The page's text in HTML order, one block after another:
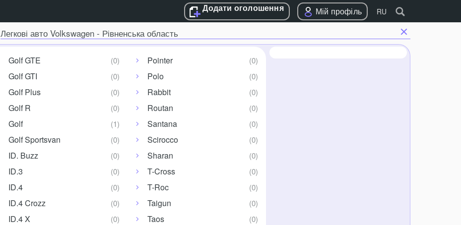
RU
Додати оголошення Мій профіль
Легкові авто Volkswagen - Рівненська область
Golf GTE
Golf GTI
Golf Plus
Golf R
Golf
Golf Sportsvan
ID. Buzz
ID.3
ID.4
ID.4 Crozz
ID.4 X
Pointer
Polo
Rabbit
Routan
Santana
Scirocco
Sharan
T-Cross
T-Roc
Taigun
Taos